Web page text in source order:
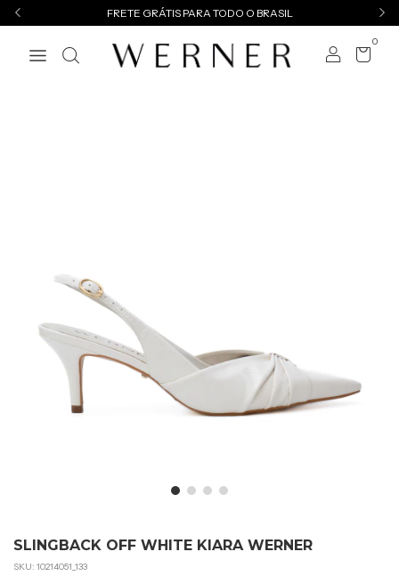
FRETE GRÁTIS PARA TODO O BRASIL
0
SLINGBACK OFF WHITE KIARA WERNER
SKU: 10214051_133